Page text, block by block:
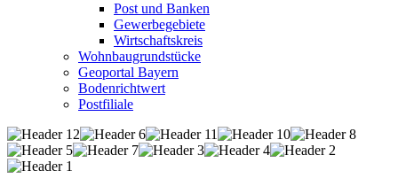
Post und Banken
Gewerbegebiete
Wirtschaftskreis
Wohnbaugrundstücke
Geoportal Bayern
Bodenrichtwert
Postfiliale